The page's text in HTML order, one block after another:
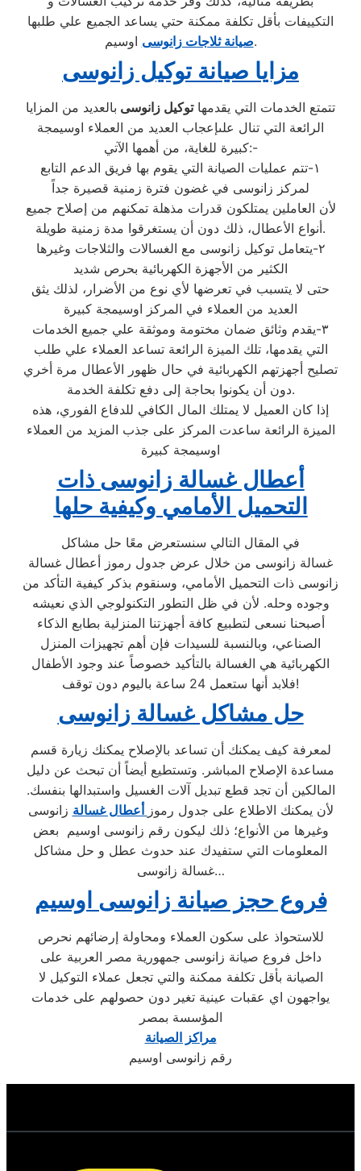
التكييفات بأقل تكلفة ممكنة حتي يساعد الجميع علي طلبها
صيانة ثلاجات زانوسىاوسيم.
مزايا صيانة توكيل زانوسى
تتمتع الخدمات التي يقدمهاتوكيل زانوسى بالعديد من المزايا
الرائعة التي تنال علىإعجاب العديد من العملاء اوسيمجة
كبيرة للغاية، من أهمها الآتي:-
١-تتم عمليات الصيانة التي يقوم بها فريق الدعم التابع
لمركز زانوسى في غضون فترة زمنية قصيرة جداً
لأن العاملين يمتلكون قدرات مذهلة تمكنهم من إصلاح جميع
أنواع الأعطال، ذلك دون أن يستغرقوا مدة زمنية طويلة.
٢-يتعامل توكيل زانوسى مع الغسالات والثلاجات وغيرها
الكثير من الأجهزة الكهربائية بحرص شديد
حتى لا يتسبب في تعرضها لأي نوع من الأضرار، لذلك يثق
العديد من العملاء في المركز اوسيمجة كبيرة
٣-يقدم وثائق ضمان مختومة وموثقة علي جميع الخدمات
التي يقدمها، تلك الميزة الرائعة تساعد العملاء علي طلب
تصليح أجهزتهم الكهربائية في حال ظهور الأعطال مرة أخري
دون أن يكونوا بحاجة إلى دفع تكلفة الخدمة.
إذا كان العميل لا يمتلك المال الكافي للدفاع الفوري، هذه
الميزة الرائعة ساعدت المركز على جذب المزيد من العملاء
اوسيمجة كبيرة
أعطال غسالة زانوسى ذات
التحميل الأمامي وكيفية حلها
في المقال التالي سنستعرض معًا حل مشاكل
غسالة زانوسى من خلال عرض جدول رموز أعطال غسالة
زانوسى ذات التحميل الأمامي، وسنقوم بذكر كيفية التأكد من
وجوده وحله. لأن في ظل التطور التكنولوجي الذي نعيشه
أصبحنا نسعى لتطبيع كافة أجهزتنا المنزلية بطابع الذكاء
الصناعي، وبالنسبة للسيدات فإن أهم تجهيزات المنزل
الكهربائية هي الغسالة بالتأكيد خصوصاً عند وجود الأطفال
فلابد أنها ستعمل 24 ساعة باليوم دون توقف!
حل مشاكل غسالة زانوسى
لمعرفة كيف يمكنك أن تساعد بالإصلاح يمكنك زيارة قسم
مساعدة الإصلاح المباشر. وتستطيع أيضاً أن تبحث عن دليل
المالكين أن تجد قطع تبديل آلات الغسيل واستبدالها بنفسك.
لأن يمكنك الاطلاع على جدول رموز أعطال غسالة زانوسى
وغيرها من الأنواع؛ ذلك ليكون رقم زانوسى اوسيم بعض
المعلومات التي ستفيدك عند حدوث عطل و حل مشاكل
غسالة زانوسى…
فروع حجز صيانة زانوسى اوسيم
للاستحواذ على سكون العملاء ومحاولة إرضائهم نحرص
داخل فروع صيانة زانوسى جمهورية مصر العربية على
الصيانة بأقل تكلفة ممكنة والتي تجعل عملاء التوكيل لا
يواجهون اي عقبات عينية تغير دون حصولهم على خدمات
المؤسسة بمصر
مراكز الصيانة
رقم زانوسى اوسيم